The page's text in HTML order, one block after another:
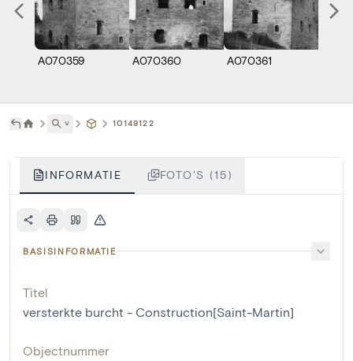
A070359 A070360 A070361
˅ 10149122
INFORMATIE FOTO'S (15)
BASISINFORMATIE
Titel
versterkte burcht - Construction[Saint-Martin]
Objectnummer